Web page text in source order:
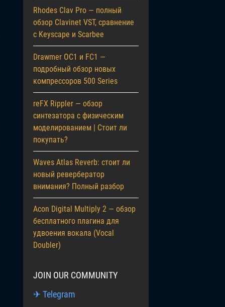
Rhodes Clav Pro — полный
обзор Clavinet VST, сравнение
с Keyscape и Scarbee
Drawmer OC1 и FC1 —
подробный обзор новых
компрессоров 500 Series
reFX Rippler — обзор
синтезатора с физическим
моделированием | Стоит ли
покупать?
Waves Atlas Reverb: стоит ли
новый ревербератор
внимания? Полный разбор
Acon Digital Multiply 2 — обзор
бесплатного плагина для
удвоения вокала (Vocal
Doubler)
JOIN OUR COMMUNITY
✈ Telegram